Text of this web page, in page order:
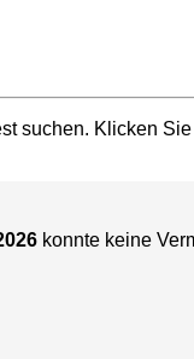
suchen. Klicken
konnte keine